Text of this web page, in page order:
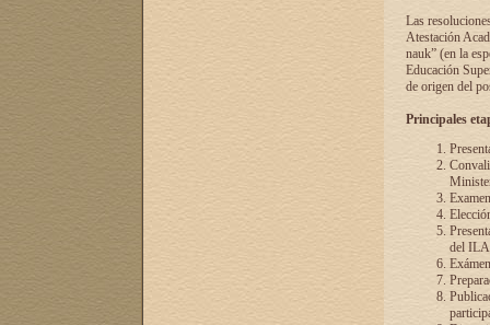
Las
Atestación
nauk” (en la
Educación
de origen del
Principales
del